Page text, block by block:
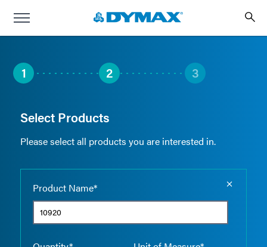
1 2 3
Select Products
Please select all products you are interested in.
Product Name*